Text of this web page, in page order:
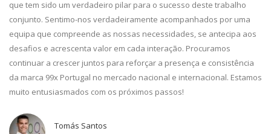
que tem sido um verdadeiro pilar para o sucesso deste trabalho
conjunto. Sentimo-nos verdadeiramente acompanhados por uma
equipa que compreende as nossas necessidades, se antecipa aos
desafios e acrescenta valor em cada interação. Procuramos
continuar a crescer juntos para reforçar a presença e consistência
da marca 99x Portugal no mercado nacional e internacional. Estamos
muito entusiasmados com os próximos passos!
Tomás Santos